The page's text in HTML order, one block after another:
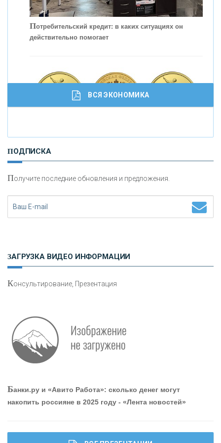
Скорость - один из главных трендов в
кредитовании бизнеса - «Интервью»
Работа мечты. Что банки делают для того, чтобы
привлечь и удержать персонал - «Интервью»
Потребительский кредит: в каких ситуациях он
действительно помогает
И
сохранения и увеличения капитала
ВСЯ ЭКОНОМИКА
ПОДПИСКА
Получите последние обновления и предложения.
ЗАГРУЗКА ВИДЕО ИНФОРМАЦИИ
Консультирование, Презентация
Банки.ру и «Авито Работа»: сколько денег могут
накопить россияне в 2025 году - «Лента новостей»